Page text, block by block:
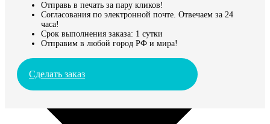
Отправь в печать за пару кликов!
Согласования по электронной почте. Отвечаем за 24
часа!
Срок выполнения заказа: 1 сутки
Отправим в любой город РФ и мира!
Сделать заказ